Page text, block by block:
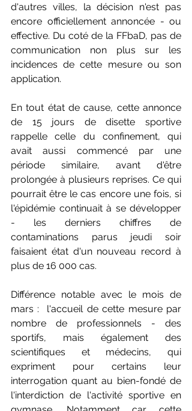
d'autres villes, la décision n'est pas
encore officiellement annoncée - ou
effective. Du coté de la FFbaD, pas de
communication non plus sur les
incidences de cette mesure ou son
application.
En tout état de cause, cette annonce
de 15 jours de disette sportive
rappelle celle du confinement, qui
avait aussi commencé par une
période similaire, avant d'être
prolongée à plusieurs reprises. Ce qui
pourrait être le cas encore une fois, si
l'épidémie continuait à se développer
- les derniers chiffres de
contaminations parus jeudi soir
faisaient état d'un nouveau record à
plus de 16 000 cas.
Différence notable avec le mois de
mars :  l'accueil de cette mesure par
nombre de professionnels - des
sportifs, mais également des
scientifiques et médecins, qui
expriment pour certains leur
interrogation quant au bien-fondé de
l'interdiction de l'activité sportive en